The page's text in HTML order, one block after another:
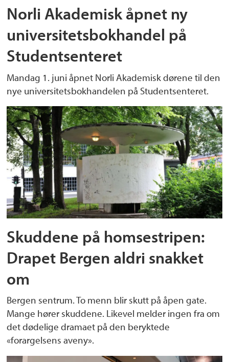
Norli Akademisk åpnet ny
universitetsbokhandel på
Studentsenteret
Mandag 1. juni åpnet Norli Akademisk dørene til den
nye universitetsbokhandelen på Studentsenteret.
Skuddene på homsestripen:
Drapet Bergen aldri snakket
om
Bergen sentrum. To menn blir skutt på åpen gate.
Mange hører skuddene. Likevel melder ingen fra om
det dødelige dramaet på den beryktede
«forargelsens aveny».